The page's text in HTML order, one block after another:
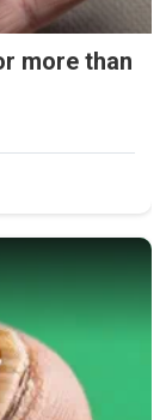
more than